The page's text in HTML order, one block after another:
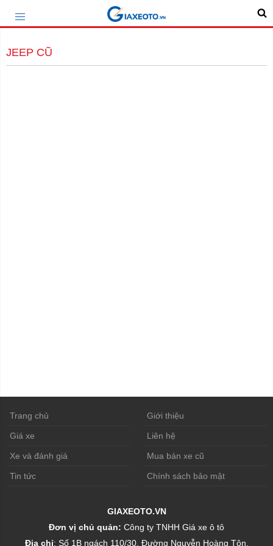
JEEP CŨ
Trang chủ Giới thiệu
Giá xe Liên hệ
Xe và đánh giá Mua bán xe cũ
Tin tức Chính sách bảo mật
GIAXEOTO.VN
Đơn vị chủ quản: Công ty TNHH Giá xe ô tô
Địa chỉ: Số 1B ngách 110/30, Đường Nguyễn Hoàng Tôn,